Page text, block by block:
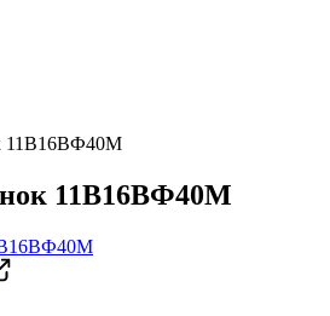
11В16ВФ40М
11В16ВФ40М